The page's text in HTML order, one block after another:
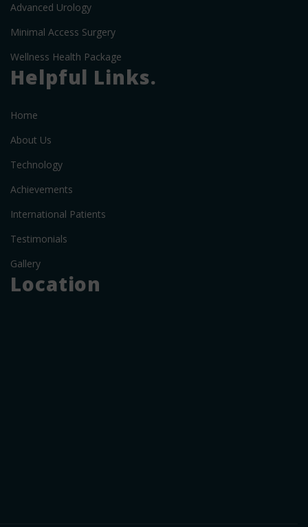
Advanced Urology
Minimal Access Surgery
Wellness Health Package
Helpful Links.
Home
About Us
Technology
Achievements
International Patients
Testimonials
Gallery
Location